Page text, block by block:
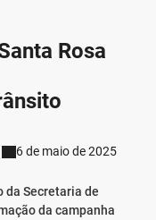
Rosa
6 de maio de 2025
da Secretaria de
da campanha